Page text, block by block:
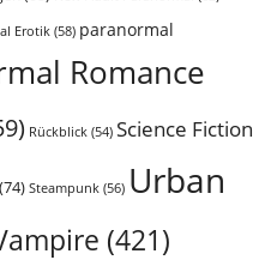
Erotik (58) paranormal
Romance
Rückblick (54) Science Fiction
(74) Steampunk (56) Urban
(421)